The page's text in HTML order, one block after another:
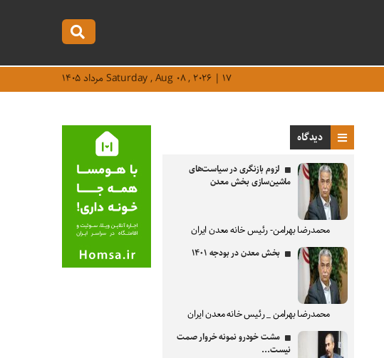
Saturday , Aug ۰۸ , ۲۰۲۶ | ۱۷ مرداد ۱۴۰۵
دیدگاه
لزوم بازنگری در سیاست‌های
ماشین‌سازی بخش معدن
محمدرضا بهرامن- رئیس خانه معدن ایران
بخش معدن در بودجه ۱۴۰۱
محمدرضا بهرامن _ رئیس خانه معدن ایران
مشت خودرو نمونه خروار صمت
نیست...